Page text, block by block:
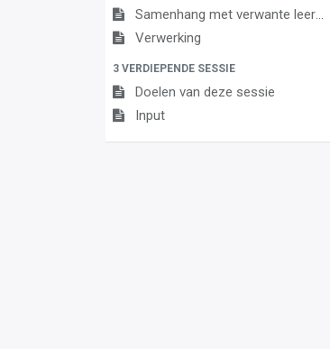
Samenhang met verwante leerplannen
Verwerking
3 VERDIEPENDE SESSIE
Doelen van deze sessie
Input